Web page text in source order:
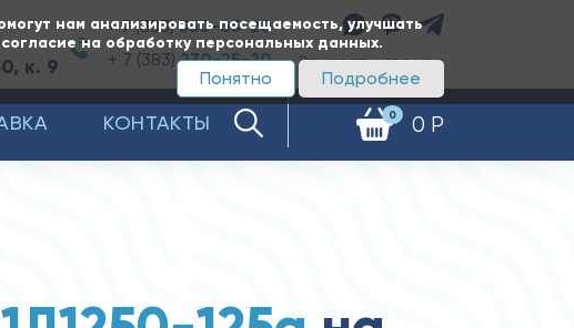
нам анализировать посещаемость, улучшать
на обработку персональных данных.
Подробнее
Понятно
к. 9
+ 7 (383)350-65-20
+ 7 (383)230-25-20 Заказать звонок
0 0 Р
КОНТАКТЫ